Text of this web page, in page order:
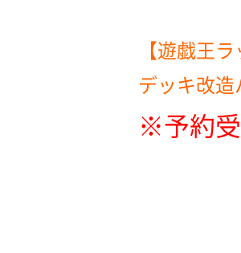
【遊戯王
デッキ改
※予約受